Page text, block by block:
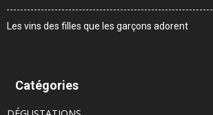
Les vins des filles que les garçons adorent
Catégories